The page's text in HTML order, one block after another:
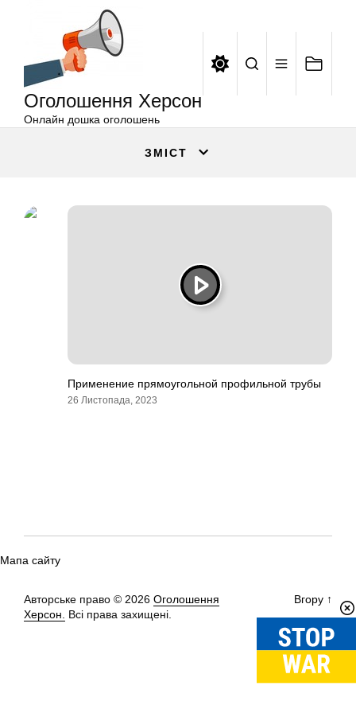
Оголошення Херсон
Онлайн дошка оголошень
ЗМІСТ
Применение прямоугольной профильной трубы
26 Листопада, 2023
Мапа сайту
Авторське право © 2026 Оголошення
Херсон.
Всі права захищені.
Вгору ↑